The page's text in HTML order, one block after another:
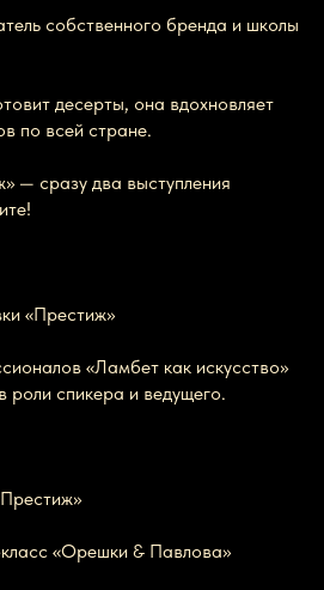
собственного бренда и школы
десерты, она вдохновляет
по всей стране.
— сразу два выступления
«Престиж»
«Ламбет как искусство»
роли спикера и ведущего.
«Орешки & Павлова»